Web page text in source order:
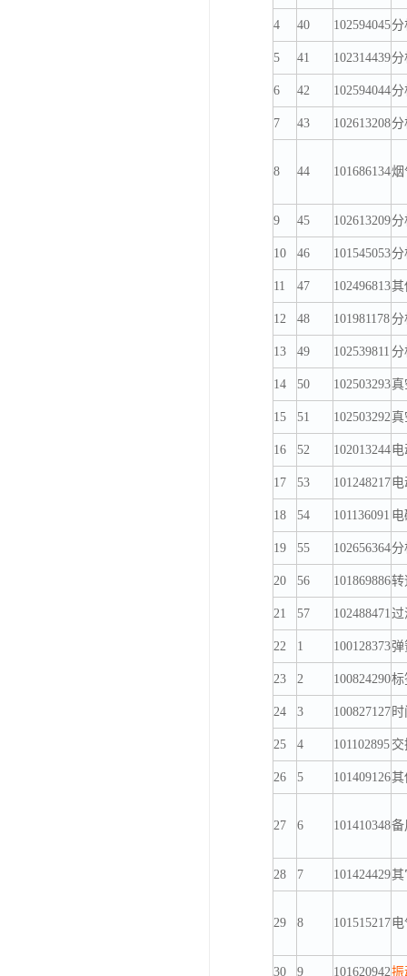
4 40 102594045
5 41 102314439
6 42 102594044
7 43 102613208分
8 44 101686134烟
9 45 102613209分
10 46 101545053
11 47 102496813其
12 48 101981178
13 49 102539811
14 50 102503293真
15 51 102503292真
16 52 102013244
17 53 101248217
18 54 101136091 电
19 55 102656364
20 56 101869886转
21 57 102488471过
22 1 100128373弹
23 2 100824290标
24 3 100827127
25 4 101102895 交
26 5 101409126其
27 6 101410348备
28 7 101424429其
29 8 101515217
30 9 101620942振